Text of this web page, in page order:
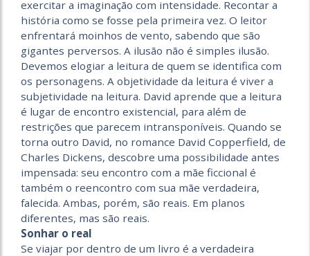
exercitar a imaginação com intensidade. Recontar a
história como se fosse pela primeira vez. O leitor
enfrentará moinhos de vento, sabendo que são
gigantes perversos. A ilusão não é simples ilusão.
Devemos elogiar a leitura de quem se identifica com
os personagens. A objetividade da leitura é viver a
subjetividade na leitura. David aprende que a leitura
é lugar de encontro existencial, para além de
restrições que parecem intransponíveis. Quando se
torna outro David, no romance David Copperfield, de
Charles Dickens, descobre uma possibilidade antes
impensada: seu encontro com a mãe ficcional é
também o reencontro com sua mãe verdadeira,
falecida. Ambas, porém, são reais. Em planos
diferentes, mas são reais.
Sonhar o real
Se viajar por dentro de um livro é a verdadeira